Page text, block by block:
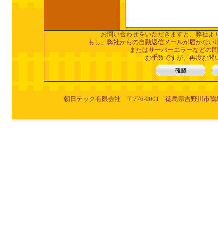
お問い合わせをいただきますと、弊社
もし、弊社からの自動返信メールが届かな
またはサーバーエラーなどの
お手数ですが、再度お問
朝日テック有限会社 〒776-0001 徳島県吉野川市鴨